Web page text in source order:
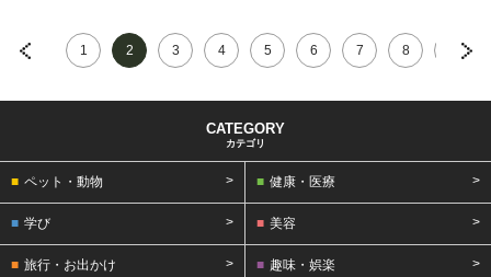
1 2 3 4 5 6 7 8
カテゴリ
ペット・動物 健康・医療
学び 美容
旅行・お出かけ 趣味・娯楽